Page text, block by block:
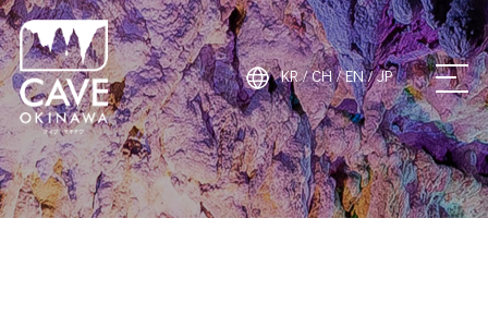
ケイブオキナワ
KR/CH/EN/JP
ケイブオキナワと
は